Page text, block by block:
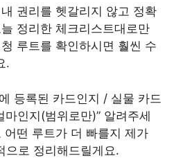
권리를 헷갈리지 않고 정확
정리한 체크리스트대로만
루트를 확인하시면 훨씬 수
.
등록된 카드인지 / 실물 카드
인지(범위로만)” 알려주세
어떤 루트가 더 빠를지 제가
으로 정리해드릴게요.